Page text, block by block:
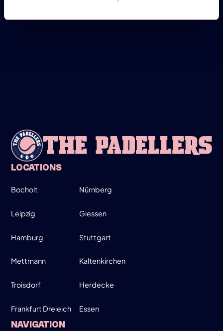
INFO
WEDNESDAY
26
MARCH
MOVE UP, MOVE DOWN - MEN ONLY!
19:00-21:30
SIGN UP
LOCATIONS
Bocholt Nürnberg
Leipzig Giessen
Hamburg Stuttgart
Mettmann Kaltenkirchen
Troisdorf Herdecke
Frankfurt Dreieich Essen
NAVIGATION